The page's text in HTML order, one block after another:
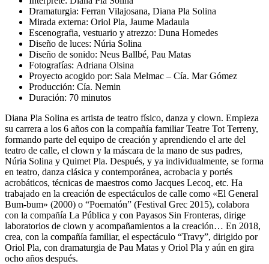
Dramaturgia: Ferran Vilajosana, Diana Pla Solina
Mirada externa: Oriol Pla, Jaume Madaula
Escenografia, vestuario y atrezzo: Duna Homedes
Diseño de luces: Núria Solina
Diseño de sonido: Neus Ballbé, Pau Matas
Fotografías: Adriana Olsina
Proyecto acogido por: Sala Melmac – Cía. Mar Gómez
Producción: Cía. Nemin
Duración: 70 minutos
Diana Pla Solina es artista de teatro físico, danza y clown. Empieza
su carrera a los 6 años con la compañía familiar Teatre Tot Terreny,
formando parte del equipo de creación y aprendiendo el arte del
teatro de calle, el clown y la máscara de la mano de sus padres,
Núria Solina y Quimet Pla. Después, y ya individualmente, se forma
en teatro, danza clásica y contemporánea, acrobacia y portés
acrobáticos, técnicas de maestros como Jacques Lecoq, etc. Ha
trabajado en la creación de espectáculos de calle como «El General
Bum-bum» (2000) o “Poematón” (Festival Grec 2015), colabora
con la compañía La Pública y con Payasos Sin Fronteras, dirige
laboratorios de clown y acompañamientos a la creación… En 2018,
crea, con la compañía familiar, el espectáculo “Travy”, dirigido por
Oriol Pla, con dramaturgia de Pau Matas y Oriol Pla y aún en gira
ocho años después.